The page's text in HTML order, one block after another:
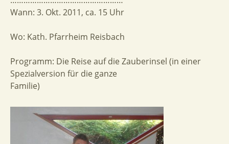
Wann: 3. Okt. 2011, ca. 15 Uhr
Wo: Kath. Pfarrheim Reisbach
Programm: Die Reise auf die Zauberinsel (in einer
Spezialversion für die ganze
Familie)